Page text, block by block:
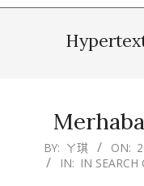
2012-
06-
BY: ㄚ琪 ON:
IN: IN SEARCH